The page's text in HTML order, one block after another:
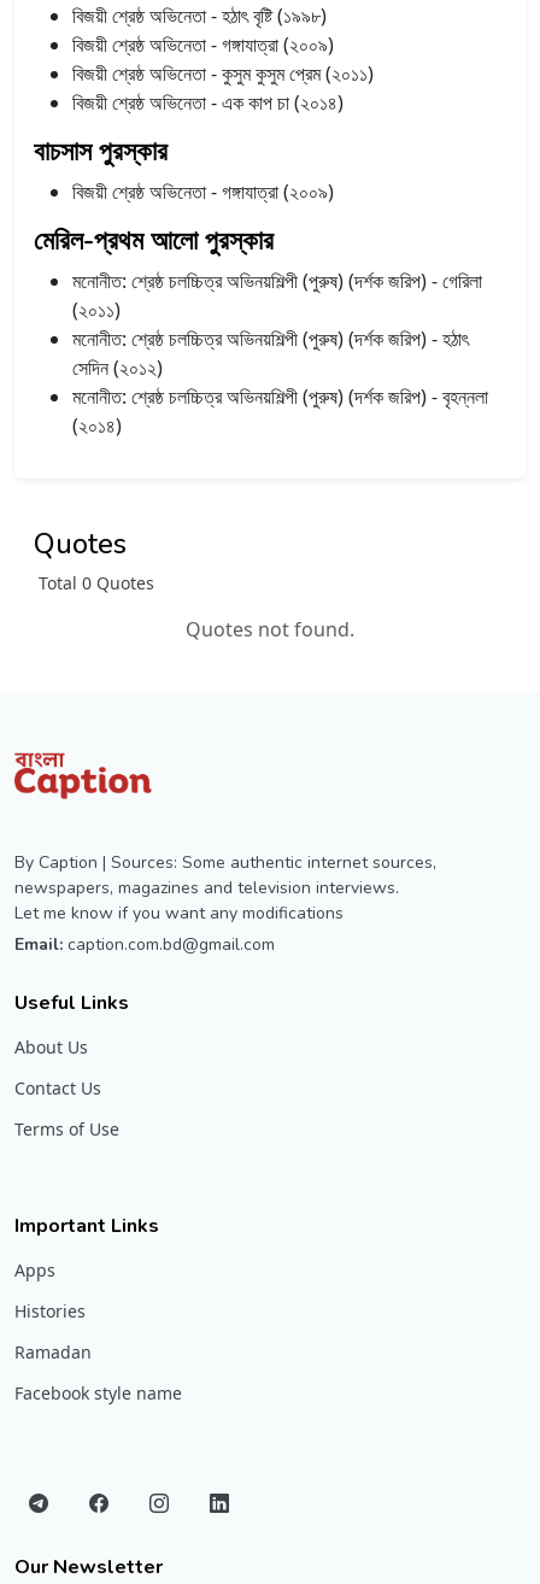
বিজয়ী শ্রেষ্ঠ অভিনেতা - হঠাৎ বৃষ্টি (১৯৯৮)
বিজয়ী শ্রেষ্ঠ অভিনেতা - গঙ্গাযাত্রা (২০০৯)
বিজয়ী শ্রেষ্ঠ অভিনেতা - কুসুম কুসুম প্রেম (২০১১)
বিজয়ী শ্রেষ্ঠ অভিনেতা - এক কাপ চা (২০১৪)
বাচসাস পুরস্কার
বিজয়ী শ্রেষ্ঠ অভিনেতা - গঙ্গাযাত্রা (২০০৯)
মেরিল-প্রথম আলো পুরস্কার
মনোনীত: শ্রেষ্ঠ চলচ্চিত্র অভিনয়শিল্পী (পুরুষ) (দর্শক জরিপ) - গেরিলা
(২০১১)
মনোনীত: শ্রেষ্ঠ চলচ্চিত্র অভিনয়শিল্পী (পুরুষ) (দর্শক জরিপ) - হঠাৎ
সেদিন (২০১২)
মনোনীত: শ্রেষ্ঠ চলচ্চিত্র অভিনয়শিল্পী (পুরুষ) (দর্শক জরিপ) - বৃহন্নলা
(২০১৪)
Quotes
Total 0 Quotes
Quotes not found.
By Caption | Sources: Some authentic internet sources,
newspapers, magazines and television interviews.
Let me know if you want any modifications
Email: caption.com.bd@gmail.com
Useful Links
About Us
Contact Us
Terms of Use
Important Links
Apps
Histories
Ramadan
Facebook style name
Our Newsletter